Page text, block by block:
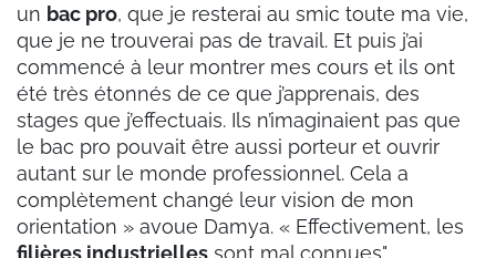
un bac pro, que je resterai au smic toute ma vie,
que je ne trouverai pas de travail. Et puis j’ai
commencé à leur montrer mes cours et ils ont
été très étonnés de ce que j’apprenais, des
stages que j’effectuais. Ils n’imaginaient pas que
le bac pro pouvait être aussi porteur et ouvrir
autant sur le monde professionnel. Cela a
complètement changé leur vision de mon
orientation » avoue Damya. « Effectivement, les
filières industrielles sont mal connues",